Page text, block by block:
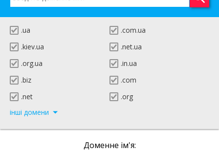
.ua
.com.ua
.kiev.ua
.net.ua
.org.ua
.in.ua
.biz
.com
.net
.org
інші домени
Доменне ім'я: